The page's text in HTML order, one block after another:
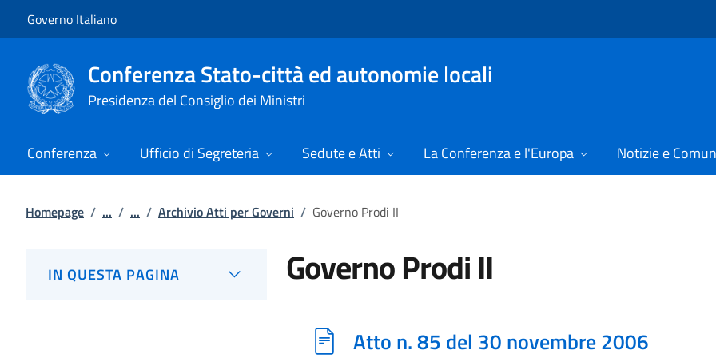
Governo Italiano
Conferenza Stato-città ed autonomie locali
Presidenza del Consiglio dei Ministri
Conferenza Ufficio di Segreteria Sedute e Atti La Conferenza e l'Europa Notizie e
Homepage / ... / ... / Archivio Atti per Governi / Governo Prodi II
IN QUESTA PAGINA Governo Prodi II
Atto n. 85 del 30 novembre 2006